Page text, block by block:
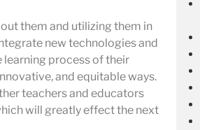
them and utilizing them in
new technologies and
process of their
and equitable ways.
teachers and educators
will greatly effect the next